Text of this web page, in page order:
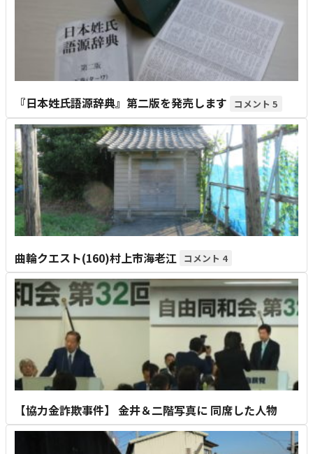
『日本姓氏語源辞典』第二版を発売します 5
曲輪クエスト(160)村上市海老江 4
【協力金詐欺事件】 金井＆二階写真に 同席した人物